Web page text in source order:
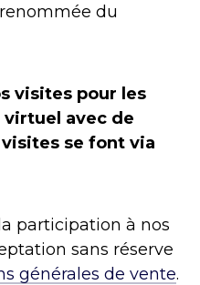
du
visites pour les
virtuel avec de
se font via
participation à nos
sans réserve
générales de vente.